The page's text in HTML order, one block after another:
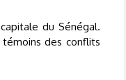
du Sénégal.
des conflits